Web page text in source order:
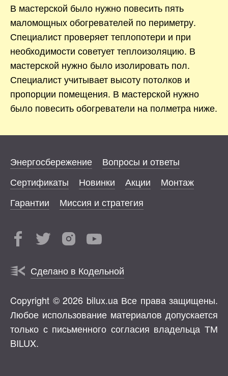
В мастерской было нужно повесить пять
маломощных обогревателей по периметру.
Специалист проверяет теплопотери и при
необходимости советует теплоизоляцию. В
мастерской нужно было изолировать пол.
Специалист учитывает высоту потолков и
пропорции помещения. В мастерской нужно
было повесить обогреватели на полметра ниже.
Энергосбережение
Вопросы и ответы
Сертификаты
Новинки Акции
Монтаж
Гарантии
Миссия и стратегия
Сделано в Кодельной
Copyright © 2026 bilux.ua Все права защищены.
Любое использование материалов допускается
только с письменного согласия владельца ТМ
BILUX.